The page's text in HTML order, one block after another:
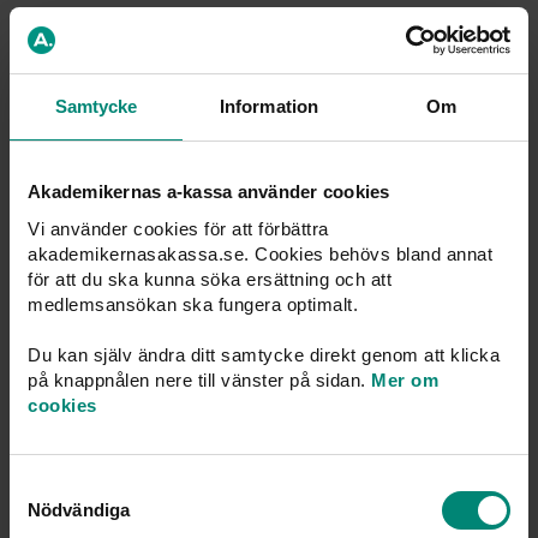
Samtycke Information Om
Akademikernas a-kassa använder cookies
Vi använder cookies för att förbättra
akademikernasakassa.se. Cookies behövs bland annat
för att du ska kunna söka ersättning och att
medlemsansökan ska fungera optimalt.
Du kan själv ändra ditt samtycke direkt genom att klicka
på knappnålen nere till vänster på sidan. Mer om
cookies
Nödvändiga
Fyll i medlemsansökan
Fyll imedlemsansökan
Byt a-kassa till oss
är din utbildning som räknas. Du behåller din intjänade
medlemstid.